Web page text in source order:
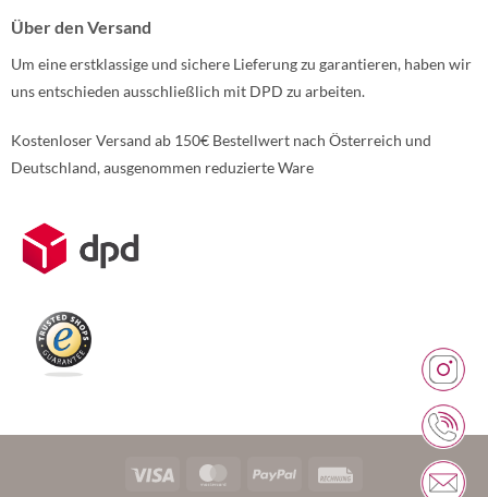
Über den Versand
Um eine erstklassige und sichere Lieferung zu garantieren, haben wir
uns entschieden ausschließlich mit DPD zu arbeiten.
Kostenloser Versand ab 150€ Bestellwert nach Österreich und
Deutschland, ausgenommen reduzierte Ware
Weitere Informationen über den gesperrten Inhalt.
Visa MasterCardPayPal